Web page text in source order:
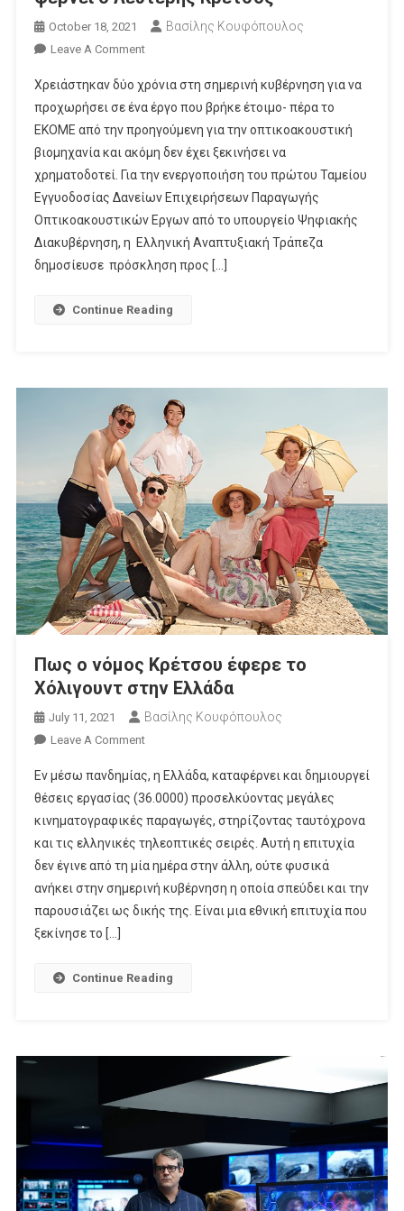
October 18, 2021 Βασίλης Κουφόπουλος
Leave A CommentOn
Δάνεια
Τις
Εταιρείες
Παραγωγής
Φέρνει
Ο
Λευτέρης
Κρέτσος
Χρειάστηκαν δύο χρόνια στη σημερινή κυβέρνηση για να
προχωρήσει σε ένα έργο που βρήκε έτοιμο- πέρα το
ΕΚΟΜΕ από την προηγούμενη για την οπτικοακουστική
βιομηχανία και ακόμη δεν έχει ξεκινήσει να
χρηματοδοτεί. Για την ενεργοποιήση του πρώτου Ταμείου
Εγγυοδοσίας Δανείων Επιχειρήσεων Παραγωγής
Οπτικοακουστικών Εργων από το υπουργείο Ψηφιακής
Διακυβέρνηση, η Ελληνική Αναπτυξιακή Τράπεζα
δημοσίευσε πρόσκληση προς […]
Continue Reading
Πως ο νόμος Κρέτσου έφερε το
Χόλιγουντ στην Ελλάδα
July 11, 2021 Βασίλης Κουφόπουλος
Leave A CommentOn
Ο
Νόμος
Κρέτσου
Έφερε
Το
Χόλιγουντ
Στην
Εν μέσω πανδημίας, η Ελλάδα, καταφέρνει και δημιουργεί
θέσεις εργασίας (36.0000) προσελκύοντας μεγάλες
κινηματογραφικές παραγωγές, στηρίζοντας ταυτόχρονα
και τις ελληνικές τηλεοπτικές σειρές. Αυτή η επιτυχία
δεν έγινε από τη μία ημέρα στην άλλη, ούτε φυσικά
ανήκει στην σημερινή κυβέρνηση η οποία σπεύδει και την
παρουσιάζει ως δικής της. Είναι μια εθνική επιτυχία που
ξεκίνησε το […]
Continue Reading